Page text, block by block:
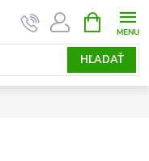
HĽADAŤ
KOŠÍK